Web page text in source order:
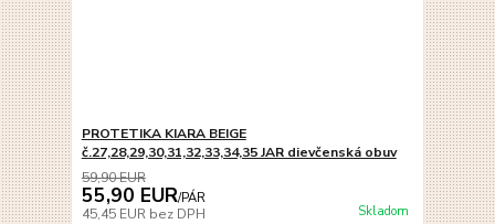
PROTETIKA KIARA BEIGE
č.27,28,29,30,31,32,33,34,35 JAR dievčenská obuv
59,90 EUR
55,90 EUR/PÁR
45,45 EUR bez DPH Skladom